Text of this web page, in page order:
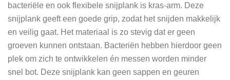
bacteriële en ook flexibele snijplank is kras-arm. Deze
snijplank geeft een goede grip, zodat het snijden makkelijk
en veilig gaat. Het materiaal is zo stevig dat er geen
groeven kunnen ontstaan. Bacteriën hebben hierdoor geen
plek om zich te ontwikkelen én messen worden minder
snel bot. Deze snijplank kan geen sappen en geuren